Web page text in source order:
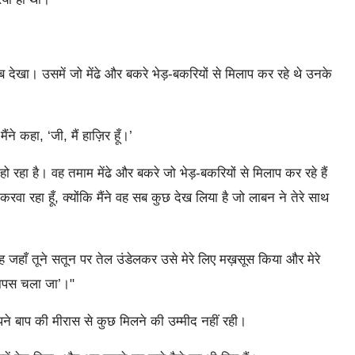
देखा। उसमें जो मेंढे और बकरे भेड़-बकरियों से मिलाप कर रहे थे उनके
कहा, ‘जी, मैं हाज़िर हूँ।’
रहा है। वह तमाम मेंढे और बकरे जो भेड़-बकरियों से मिलाप कर रहे हैं
रहा हूँ, क्योंकि मैंने वह सब कुछ देख लिया है जो लाबन ने तेरे साथ
जहाँ तूने सतून पर तेल उंडेलकर उसे मेरे लिए मख़सूस किया और मेरे
चला जा’।"
की मीरास से कुछ मिलने की उम्मीद नहीं रही।